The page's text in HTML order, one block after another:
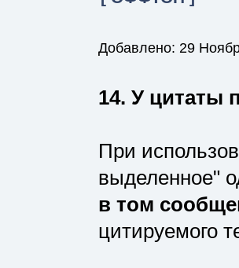
Добавлено: 29
14. У цитаты
При
выделенное"
в том
цитируемого